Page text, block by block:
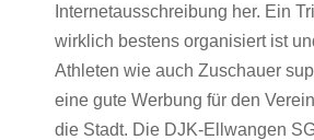
Internetausschreibung her. Ein
wirklich bestens organisiert ist
Athleten wie auch Zuschauer
eine gute Werbung für den
die Stadt. Die DJK-Ellwangen